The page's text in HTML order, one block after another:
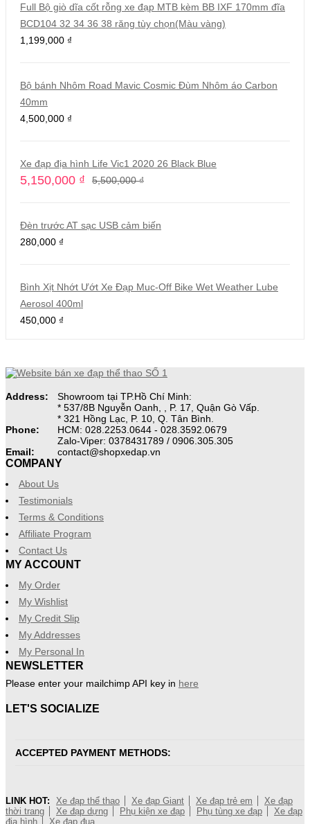
Full Bộ giò dĩa cốt rỗng xe đạp MTB kèm BB IXF 170mm đĩa
BCD104 32 34 36 38 răng tùy chọn(Màu vàng)
1,199,000 ₫
Bộ bánh Nhôm Road Mavic Cosmic Đùm Nhôm áo Carbon
40mm
4,500,000 ₫
Xe đạp địa hình Life Vic1 2020 26 Black Blue
5,500,000₫
5,150,000 ₫
Đèn trước AT sạc USB cảm biến
280,000 ₫
Bình Xịt Nhớt Ướt Xe Đạp Muc-Off Bike Wet Weather Lube
Aerosol 400ml
450,000 ₫
Address:
Showroom tại TP.Hồ Chí Minh:
* 537/8B Nguyễn Oanh, , P. 17, Quận Gò Vấp.
* 321 Hồng Lạc, P. 10, Q. Tân Bình.
Phone:
HCM: 028.2253.0644 - 028.3592.0679
Zalo-Viper: 0378431789 / 0906.305.305
Email:
contact@shopxedap.vn
COMPANY
About Us
Testimonials
Terms & Conditions
Affiliate Program
Contact Us
MY ACCOUNT
My Order
My Wishlist
My Credit Slip
My Addresses
My Personal In
NEWSLETTER
Please enter your mailchimp API key in here
LET'S SOCIALIZE
ACCEPTED PAYMENT METHODS:
LINK HOT: Xe đạp thể thao Xe đạp Giant Xe đạp trẻ em
Xe đạp
thời trang
Xe đạp dựng Phụ kiện xe đạp Phụ tùng xe đạp
Xe đạp
địa hình
Xe đạp đua